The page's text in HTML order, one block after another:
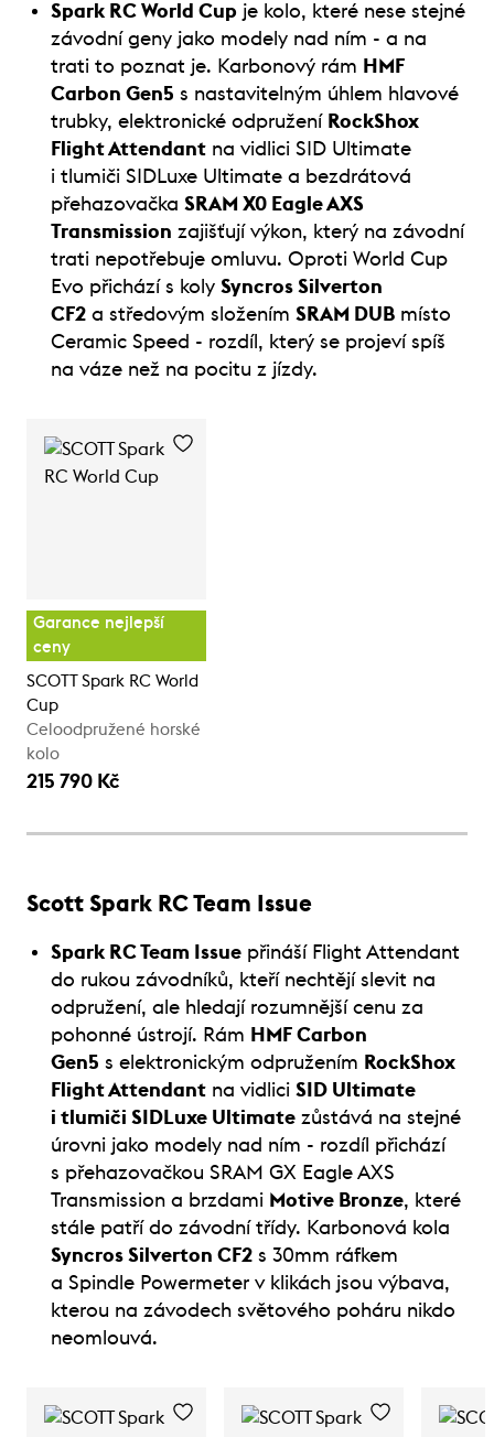
Spark RC World Cupje kolo, které nese stejné
závodní geny jako modely nad ním - a na
trati to poznat je. Karbonový rám HMF
Carbon Gen5 s nastavitelným úhlem hlavové
trubky, elektronické odpružení RockShox
Flight Attendantna vidlici SID Ultimate
i tlumiči SIDLuxe Ultimate a bezdrátová
přehazovačka SRAM X0 Eagle AXS
Transmission zajišťují výkon, který na závodní
trati nepotřebuje omluvu. Oproti World Cup
Evo přichází s koly Syncros Silverton
CF2a středovým složením SRAM DUBmísto
Ceramic Speed - rozdíl, který se projeví spíš
na váze než na pocitu z jízdy.
Garance nejlepší
ceny
SCOTT Spark RC World
Cup
Celoodpružené horské
kolo
215 790 Kč
Scott Spark RC Team Issue
Spark RC Team Issuepřináší Flight Attendant
do rukou závodníků, kteří nechtějí slevit na
odpružení, ale hledají rozumnější cenu za
pohonné ústrojí. Rám HMF Carbon
Gen5 s elektronickým odpružením RockShox
Flight Attendantna vidlici SID Ultimate
i tlumiči SIDLuxe Ultimatezůstává na stejné
úrovni jako modely nad ním - rozdíl přichází
s přehazovačkou SRAM GX Eagle AXS
Transmission a brzdami Motive Bronze, které
stále patří do závodní třídy. Karbonová kola
Syncros Silverton CF2s 30mm ráfkem
a Spindle Powermeter v klikách jsou výbava,
kterou na závodech světového poháru nikdo
neomlouvá.